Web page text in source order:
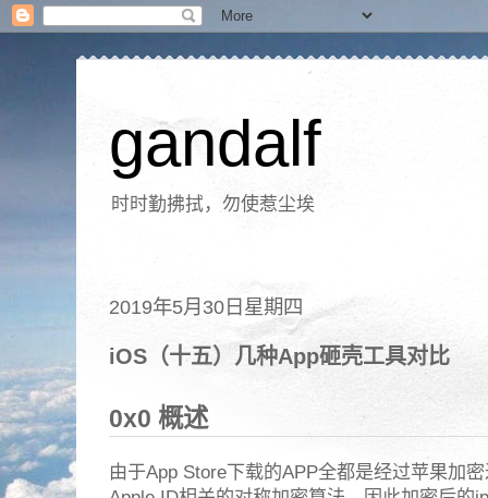
gandalf
时时勤拂拭，勿使惹尘埃
2019年5月30日星期四
iOS（十五）几种App砸壳工具对比
0x0 概述
由于App Store下载的APP全都是经过苹果加